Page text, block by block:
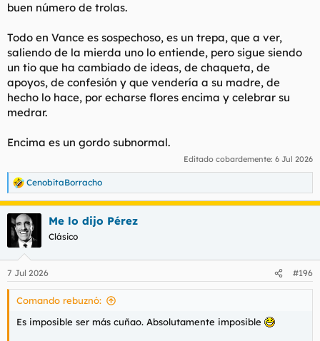
buen número de trolas.
Todo en Vance es sospechoso, es un trepa, que a ver,
saliendo de la mierda uno lo entiende, pero sigue siendo
un tio que ha cambiado de ideas, de chaqueta, de
apoyos, de confesión y que vendería a su madre, de
hecho lo hace, por echarse flores encima y celebrar su
medrar.
Encima es un gordo subnormal.
Editado cobardemente: 6 Jul 2026
R
e
a
c
c
e
s
CenobitaBorracho
Me lo dijo Pérez
Clásico
7 Jul 2026 #196
Comando rebuznó:
Es imposible ser más cuñao. Absolutamente imposible